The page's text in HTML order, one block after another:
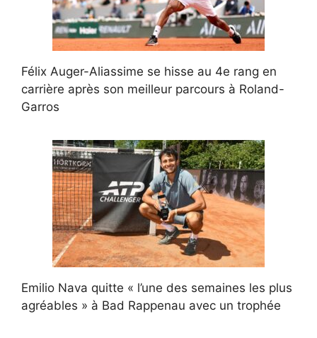
Félix Auger-Aliassime se hisse au 4e rang en
carrière après son meilleur parcours à Roland-
Garros
Emilio Nava quitte « l’une des semaines les plus
agréables » à Bad Rappenau avec un trophée